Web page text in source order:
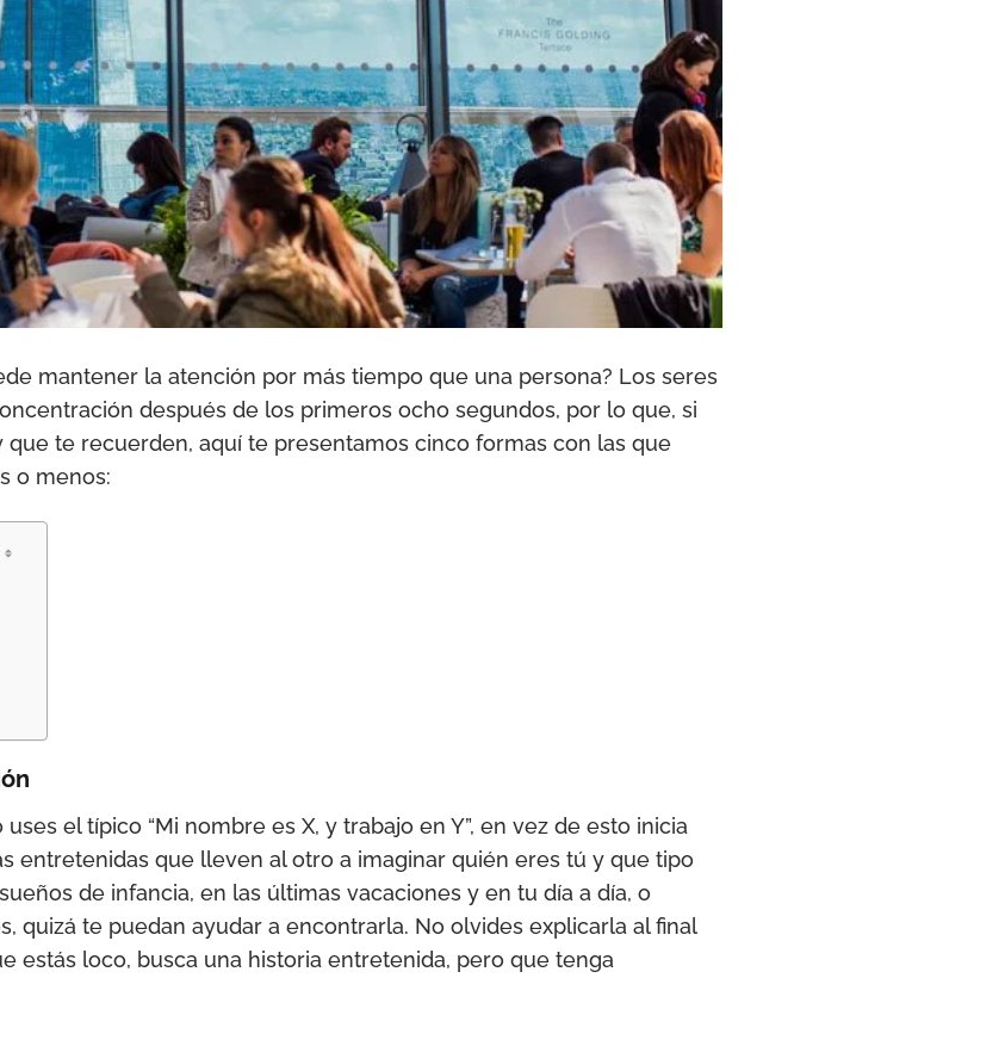
mantener la atención por más tiempo que una persona? Los seres
después de los primeros ocho segundos, por lo que, si
te recuerden, aquí te presentamos cinco formas con las que
o menos:
el típico “Mi nombre es X, y trabajo en Y”, en vez de esto inicia
entretenidas que lleven al otro a imaginar quién eres tú y que tipo
de infancia, en las últimas vacaciones y en tu día a día, o
quizá te puedan ayudar a encontrarla. No olvides explicarla al final
estás loco, busca una historia entretenida, pero que tenga